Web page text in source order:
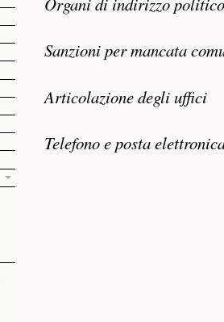
Sanzioni per mancata
Articolazione degli uffici
Telefono e posta